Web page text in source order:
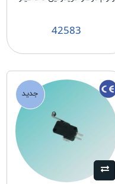
42583
جدید